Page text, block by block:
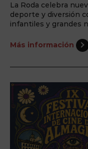
La Roda celebra
deporte y diversión
infantiles y grandes
Más información